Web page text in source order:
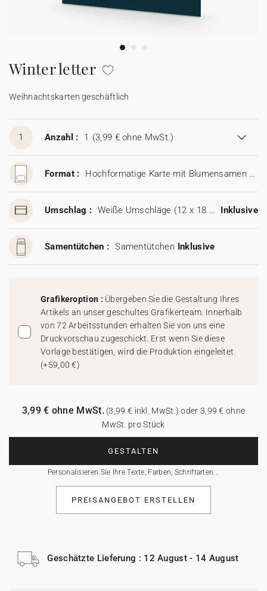
Aufkleber
Winter letter
Weihnachtskarten geschäftlich
1 Anzahl : 1 (3,99 € ohne MwSt.)
Format : Hochformatige Karte mit Blumensamen (11,5 x 17 cm)
Umschlag : Weiße Umschläge (12 x 18 cm) Inklusive
Samentütchen : Samentütchen Inklusive
Grafikeroption : Übergeben Sie die Gestaltung Ihres
Artikels an unser geschultes Grafikerteam. Innerhalb
von 72 Arbeitsstunden erhalten Sie von uns eine
Druckvorschau zugeschickt. Erst wenn Sie diese
Vorlage bestätigen, wird die Produktion eingeleitet.
(+59,00 €)
GESTALTEN
Personalisieren Sie Ihre Texte, Farben, Schriftarten...
3,99 € ohne MwSt.(3,99 € inkl. MwSt.) oder 3,99 € ohne
MwSt. pro Stück
PREISANGEBOT ERSTELLEN
Geschätzte Lieferung : 12 August - 14 August